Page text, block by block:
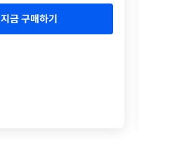
지금 구매하기